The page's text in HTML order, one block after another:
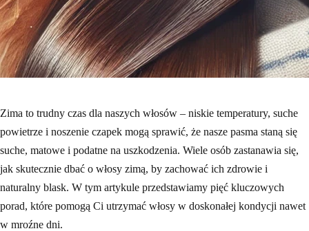
Zima to trudny czas dla naszych włosów – niskie temperatury, suche
powietrze i noszenie czapek mogą sprawić, że nasze pasma staną się
suche, matowe i podatne na uszkodzenia. Wiele osób zastanawia się,
jak skutecznie dbać o włosy zimą, by zachować ich zdrowie i
naturalny blask. W tym artykule przedstawiamy pięć kluczowych
porad, które pomogą Ci utrzymać włosy w doskonałej kondycji nawet
w mroźne dni.